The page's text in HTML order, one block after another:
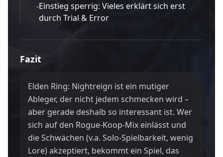
-Einstieg sperrig: Vieles erklärt sich erst
durch Trial & Error
Fazit
Elden Ring: Nightreign ist ein mutiger
Ableger, der nicht jedem schmecken wird –
aber gerade deshalb so interessant ist. Wer
sich auf den Rogue-Koop-Mix einlässt und
die Schwächen (v.a. Solo-Spielbarkeit, wenig
Lore) akzeptiert, bekommt ein Spiel, das